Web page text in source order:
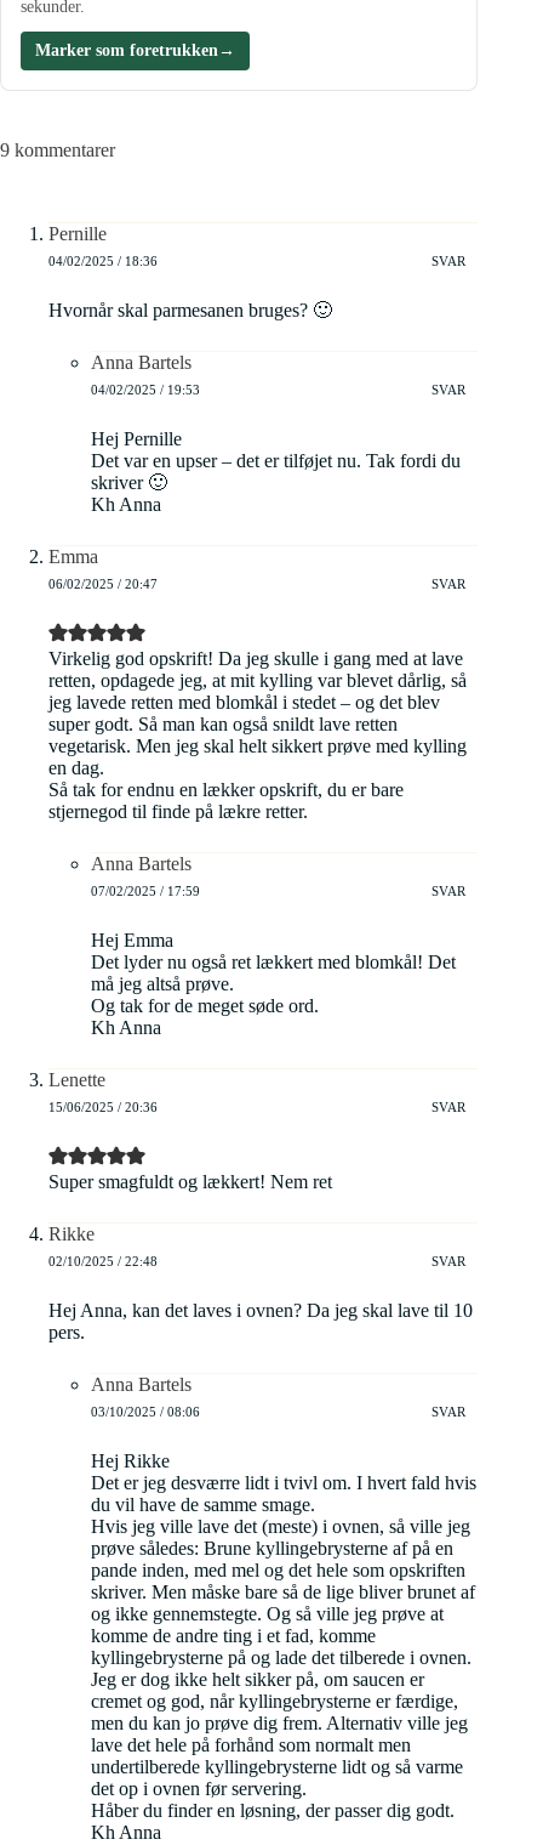
sekunder.
Marker som foretrukken→
9 kommentarer
Pernille
04/02/2025 / 18:36 SVAR
Hvornår skal parmesanen bruges? 🙂
Anna Bartels
04/02/2025 / 19:53 SVAR
Hej Pernille
Det var en upser – det er tilføjet nu. Tak fordi du
skriver 🙂
Kh Anna
Emma
06/02/2025 / 20:47 SVAR
Virkelig god opskrift! Da jeg skulle i gang med at lave
retten, opdagede jeg, at mit kylling var blevet dårlig, så
jeg lavede retten med blomkål i stedet – og det blev
super godt. Så man kan også snildt lave retten
vegetarisk. Men jeg skal helt sikkert prøve med kylling
en dag.
Så tak for endnu en lækker opskrift, du er bare
stjernegod til finde på lækre retter.
Anna Bartels
07/02/2025 / 17:59 SVAR
Hej Emma
Det lyder nu også ret lækkert med blomkål! Det
må jeg altså prøve.
Og tak for de meget søde ord.
Kh Anna
Lenette
15/06/2025 / 20:36 SVAR
Super smagfuldt og lækkert! Nem ret
Rikke
02/10/2025 / 22:48 SVAR
Hej Anna, kan det laves i ovnen? Da jeg skal lave til 10
pers.
Anna Bartels
03/10/2025 / 08:06 SVAR
Hej Rikke
Det er jeg desværre lidt i tvivl om. I hvert fald hvis
du vil have de samme smage.
Hvis jeg ville lave det (meste) i ovnen, så ville jeg
prøve således: Brune kyllingebrysterne af på en
pande inden, med mel og det hele som opskriften
skriver. Men måske bare så de lige bliver brunet af
og ikke gennemstegte. Og så ville jeg prøve at
komme de andre ting i et fad, komme
kyllingebrysterne på og lade det tilberede i ovnen.
Jeg er dog ikke helt sikker på, om saucen er
cremet og god, når kyllingebrysterne er færdige,
men du kan jo prøve dig frem. Alternativ ville jeg
lave det hele på forhånd som normalt men
undertilberede kyllingebrysterne lidt og så varme
det op i ovnen før servering.
Håber du finder en løsning, der passer dig godt.
Kh Anna